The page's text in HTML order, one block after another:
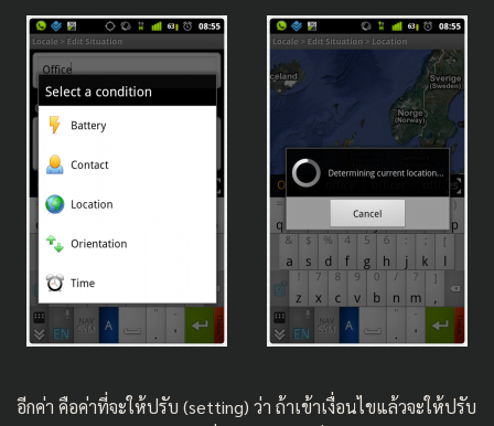
อีกค่า คือค่าที่จะให้ปรับ (setting) ว่า ถ้าเข้าเงื่อนไขแล้วจะให้ปรับ